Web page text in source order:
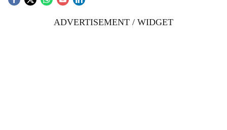
ADVERTISEMENT / WIDGET